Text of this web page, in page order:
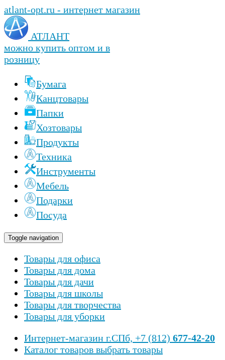
atlant-opt.ru - интернет магазин
АТЛАНТ
можно купить оптом и в
розницу
Бумага
Канцтовары
Папки
Хозтовары
Продукты
Техника
Инструменты
Мебель
Подарки
Посуда
Toggle navigation
Товары для офиса
Товары для дома
Товары для дачи
Товары для школы
Товары для творчества
Товары для уборки
Интернет-магазин г.СПб, +7 (812) 677-42-20
Каталог товаров выбрать товары